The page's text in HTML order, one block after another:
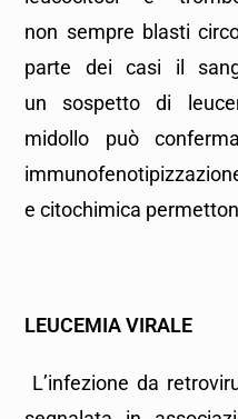
non sempre blasti
parte dei casi il
un sospetto di
midollo può
e citochimica
LEUCEMIA VIRALE
L’infezione da